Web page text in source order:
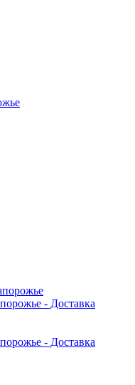
- Доставка
- Доставка